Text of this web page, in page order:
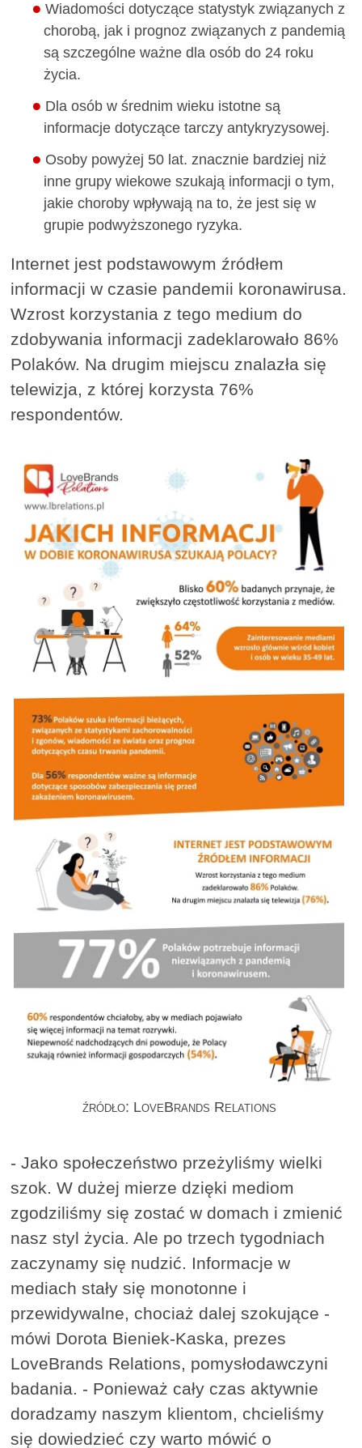
Wiadomości dotyczące statystyk związanych z
chorobą, jak i prognoz związanych z pandemią
są szczególne ważne dla osób do 24 roku
życia.
Dla osób w średnim wieku istotne są
informacje dotyczące tarczy antykryzysowej.
Osoby powyżej 50 lat. znacznie bardziej niż
inne grupy wiekowe szukają informacji o tym,
jakie choroby wpływają na to, że jest się w
grupie podwyższonego ryzyka.
Internet jest podstawowym źródłem
informacji w czasie pandemii koronawirusa.
Wzrost korzystania z tego medium do
zdobywania informacji zadeklarowało 86%
Polaków. Na drugim miejscu znalazła się
telewizja, z której korzysta 76%
respondentów.
źródło: LoveBrands Relations
- Jako społeczeństwo przeżyliśmy wielki
szok. W dużej mierze dzięki mediom
zgodziliśmy się zostać w domach i zmienić
nasz styl życia. Ale po trzech tygodniach
zaczynamy się nudzić. Informacje w
mediach stały się monotonne i
przewidywalne, chociaż dalej szokujące -
mówi Dorota Bieniek-Kaska, prezes
LoveBrands Relations, pomysłodawczyni
badania. - Ponieważ cały czas aktywnie
doradzamy naszym klientom, chcieliśmy
się dowiedzieć czy warto mówić o